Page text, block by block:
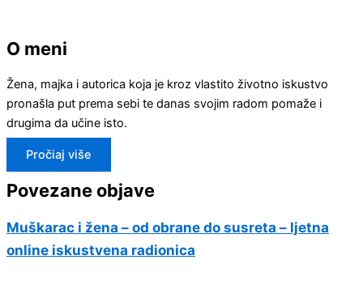
O meni
Žena, majka i autorica koja je kroz vlastito životno iskustvo
pronašla put prema sebi te danas svojim radom pomaže i
drugima da učine isto.
Pročiaj više
Povezane objave
Muškarac i žena – od obrane do susreta – ljetna
online iskustvena radionica